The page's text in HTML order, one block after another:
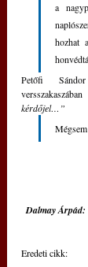
a
hozhat
Petőfi
kérdőjel…”
Dalmay Árpád:
Eredeti cikk: